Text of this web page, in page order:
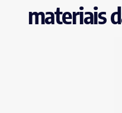
materiais